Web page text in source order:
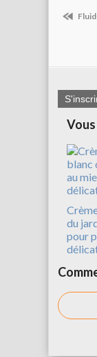
Vous
du
pour